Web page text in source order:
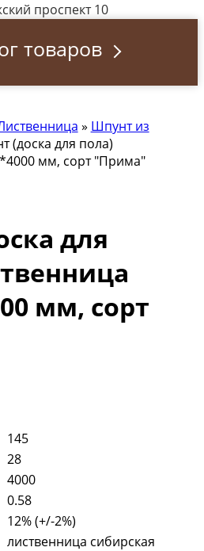
проспект 10
товаров
» Шпунт из
(доска для пола)
мм, сорт "Прима"
для
мм, сорт
145
28
4000
0.58
12% (+/-2%)
лиственница сибирская